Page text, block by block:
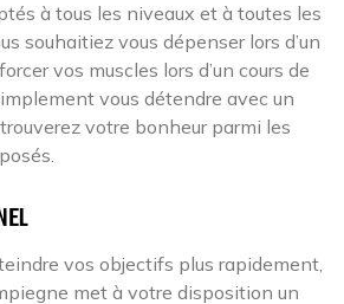
à tous les niveaux et à toutes les
souhaitiez vous dépenser lors d’un
vos muscles lors d’un cours de
vous détendre avec un
votre bonheur parmi les
vos objectifs plus rapidement,
met à votre disposition un